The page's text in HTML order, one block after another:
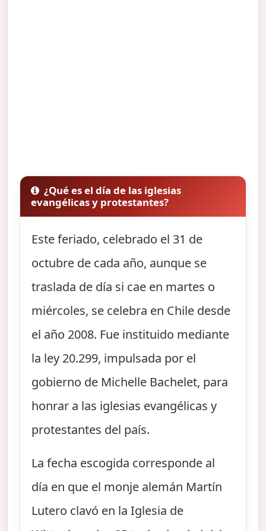
¿Qué es el día de las iglesias
evangélicas y protestantes?
Este feriado, celebrado el 31 de
octubre de cada año, aunque se
traslada de día si cae en martes o
miércoles, se celebra en Chile desde
el año 2008. Fue instituido mediante
la ley 20.299, impulsada por el
gobierno de Michelle Bachelet, para
honrar a las iglesias evangélicas y
protestantes del país.
La fecha escogida corresponde al
día en que el monje alemán Martín
Lutero clavó en la Iglesia de